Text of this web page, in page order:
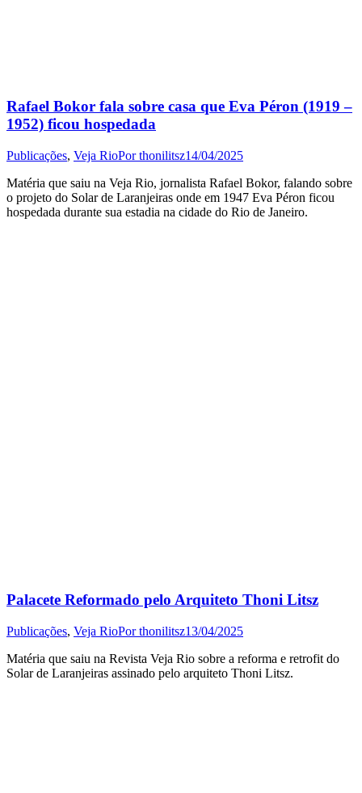
Rafael Bokor fala sobre casa que Eva Péron (1919 –
1952) ficou hospedada
Publicações, Veja RioPorthonilitsz14/04/2025
Matéria que saiu na Veja Rio, jornalista Rafael Bokor, falando sobre
o projeto do Solar de Laranjeiras onde em 1947 Eva Péron ficou
hospedada durante sua estadia na cidade do Rio de Janeiro.
Palacete Reformado pelo Arquiteto Thoni Litsz
Publicações, Veja RioPorthonilitsz13/04/2025
Matéria que saiu na Revista Veja Rio sobre a reforma e retrofit do
Solar de Laranjeiras assinado pelo arquiteto Thoni Litsz.